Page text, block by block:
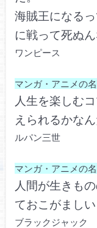
海賊王になる
に戦って死ぬ
ワンピース
マンガ・アニメの
人生を楽しむ
えられるかなん
ルパン三世
マンガ・アニメの
人間が生きも
ておこがまし
ブラックジャック